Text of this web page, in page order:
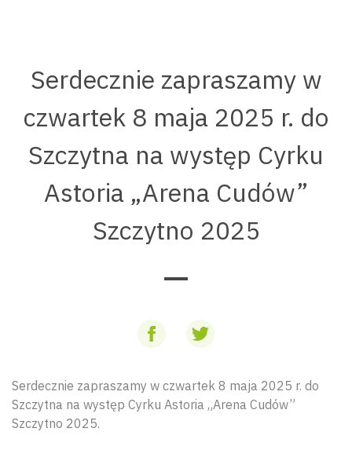
Serdecznie zapraszamy w
czwartek 8 maja 2025 r. do
Szczytna na występ Cyrku
Astoria „Arena Cudów”
Szczytno 2025
Serdecznie zapraszamy w czwartek 8 maja 2025 r. do
Szczytna na występ Cyrku Astoria „Arena Cudów”
Szczytno 2025.